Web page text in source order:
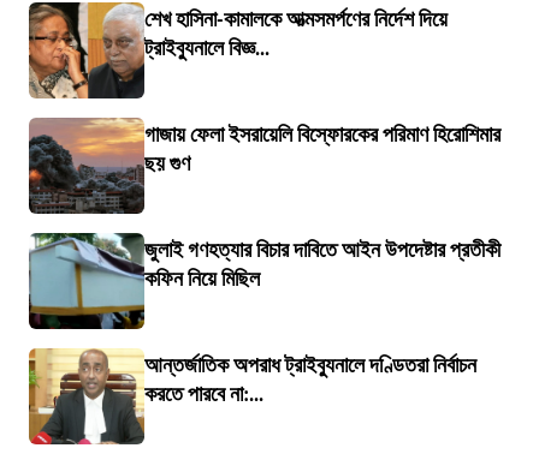
শেখ হাসিনা-কামালকে আত্মসমর্পণের নির্দেশ দিয়ে
ট্রাইব্যুনালে বিজ্ঞ...
গাজায় ফেলা ইসরায়েলি বিস্ফোরকের পরিমাণ হিরোশিমার
ছয় গুণ
জুলাই গণহত্যার বিচার দাবিতে আইন উপদেষ্টার প্রতীকী
কফিন নিয়ে মিছিল
আন্তর্জাতিক অপরাধ ট্রাইব্যুনালে দণ্ডিতরা নির্বাচন
করতে পারবে না:...